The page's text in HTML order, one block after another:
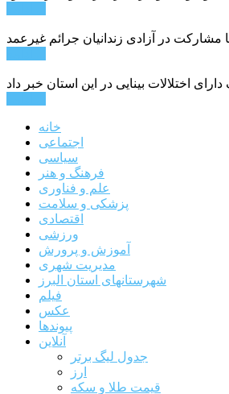
مشارکت در آزادی زندانیان جرائم غیرعمد
خانه
اجتماعی
سیاسی
فرهنگ و هنر
علم و فناوری
پزشکی و سلامت
اقتصادی
ورزشی
آموزش و پرورش
مدیریت شهری
شهرستانهای استان البرز
فیلم
عکس
پیوندها
آنلاین
جدول لیگ برتر
ارز
قیمت طلا و سکه